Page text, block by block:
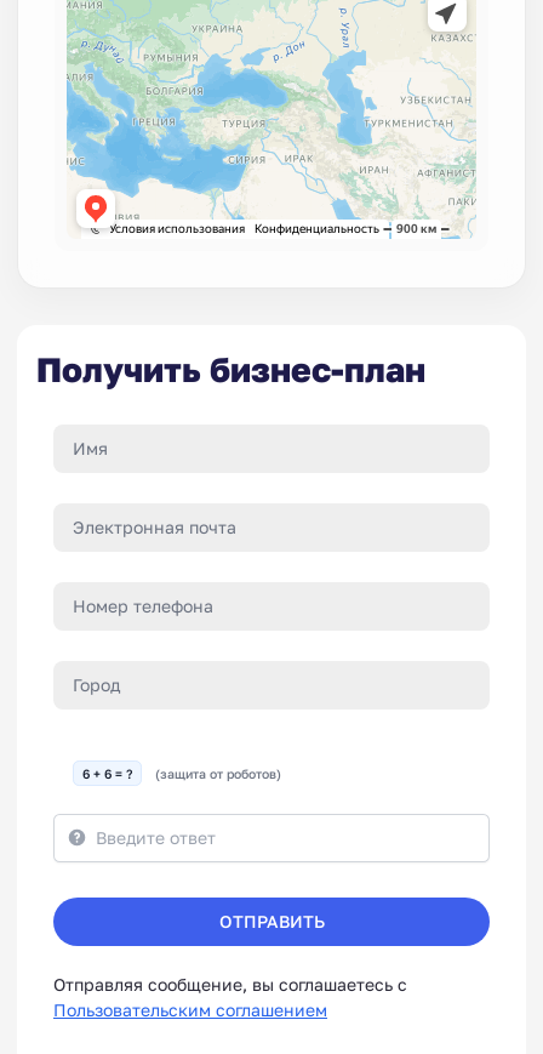
Получить бизнес-план
6 + 6 = ? (защита от роботов)
ОТПРАВИТЬ
Отправляя сообщение, вы соглашаетесь с
Пользовательским соглашением